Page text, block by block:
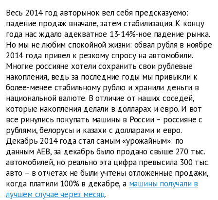
Весь 2014 год авторынок вел себя предсказуемо:
падение продаж вначале, затем стабилизация. К концу
года нас ждало адекватное 13-14%-ное падение рынка.
Но мы не любим спокойной жизни: обвал рубля в ноябре
2014 года привел к резкому спросу на автомобили.
Многие россияне хотели сохранить свои рублевые
накопления, ведь за последние годы мы привыкли к
более-менее стабильному рублю и хранили деньги в
национальной валюте. В отличие от наших соседей,
которые накопления делали в долларах и евро. И вот
все ринулись покупать машины в России – россияне с
рублями, белорусы и казахи с долларами и евро.
Декабрь 2014 года стал самым «урожайным»: по
данным AEB, за декабрь было продано свыше 270 тыс.
автомобилей, но реально эта цифра превысила 300 тыс.
авто – в отчетах не были учтены отложенные продажи,
когда платили 100% в декабре, а машины получали в
лучшем случае через месяц.